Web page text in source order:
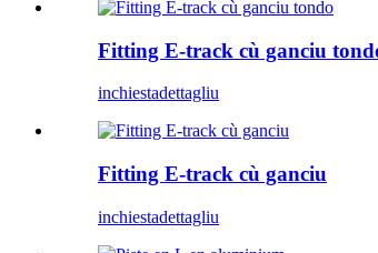
Fitting E-track cù ganciu
inchiestadettagliu
Fitting E-track cù ganciu
inchiestadettagliu